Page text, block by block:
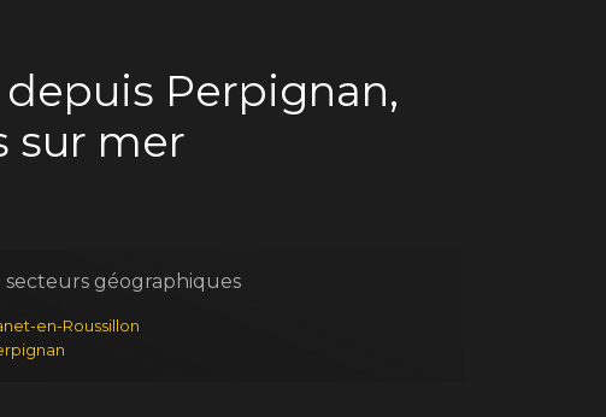
Perpignan,
sur mer
secteurs géographiques
en-Roussillon